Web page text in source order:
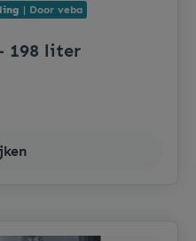
| Door veba
198 liter